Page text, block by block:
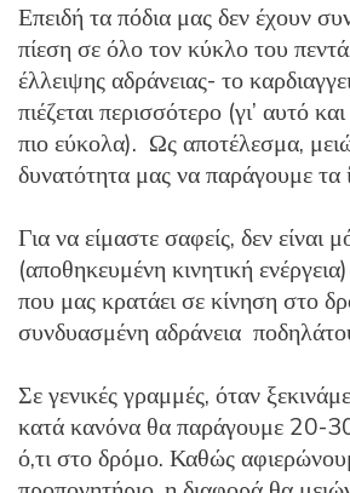
Επειδή τα πόδια μας δεν έχουν
πίεση σε όλο τον κύκλο του
έλλειψης αδράνειας- το
πιέζεται περισσότερο (γι’ αυτό
πιο εύκολα). Ως αποτέλεσμα,
δυνατότητα μας να παράγουμε τα
Για να είμαστε σαφείς, δεν είναι
(αποθηκευμένη κινητική
που μας κρατάει σε κίνηση στο
συνδυασμένη αδράνεια
Σε γενικές γραμμές, όταν
κατά κανόνα θα παράγουμε 20-
ό,τι στο δρόμο. Καθώς